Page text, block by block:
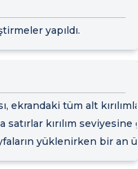
yapıldı.
ekrandaki tüm alt
satırlar kırılım
yüklenirken bir